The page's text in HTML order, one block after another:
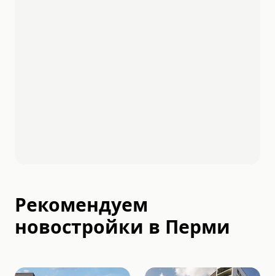
Рекомендуем
новостройки в Перми